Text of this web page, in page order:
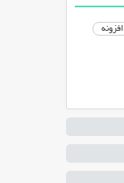
افزونه